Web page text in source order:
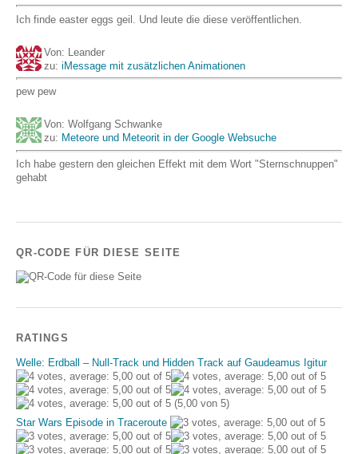
Ich finde easter eggs geil. Und leute die diese veröffentlichen.
Von: Leander
zu: iMessage mit zusätzlichen Animationen
pew pew
Von: Wolfgang Schwanke
zu: Meteore und Meteorit in der Google Websuche
Ich habe gestern den gleichen Effekt mit dem Wort "Sternschnuppen"
gehabt
QR-CODE FÜR DIESE SEITE
RATINGS
Welle: Erdball – Null-Track und Hidden Track auf Gaudeamus Igitur
(5,00 von 5)
Star Wars Episode in Traceroute